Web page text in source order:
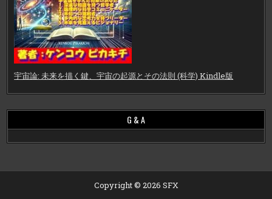
宇宙論: 未来を描く鍵、宇宙の起源とその法則 (科学) Kindle版
G & A
Copyright © 2026 SFX